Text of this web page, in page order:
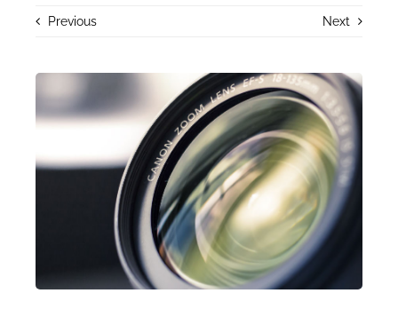
Previous Next